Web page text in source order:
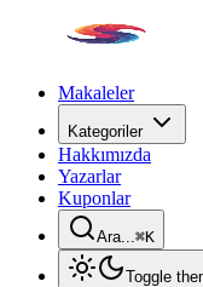
Makaleler
Kategoriler
Hakkımızda
Yazarlar
Kuponlar
Ara...⌘K
Toggle